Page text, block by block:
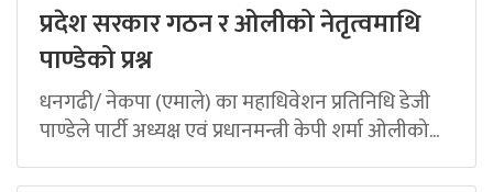
प्रदेश सरकार गठन र ओलीको नेतृत्वमाथि
पाण्डेको प्रश्न
धनगढी/ नेकपा (एमाले) का महाधिवेशन प्रतिनिधि डेजी
पाण्डेले पार्टी अध्यक्ष एवं प्रधानमन्त्री केपी शर्मा ओलीको...